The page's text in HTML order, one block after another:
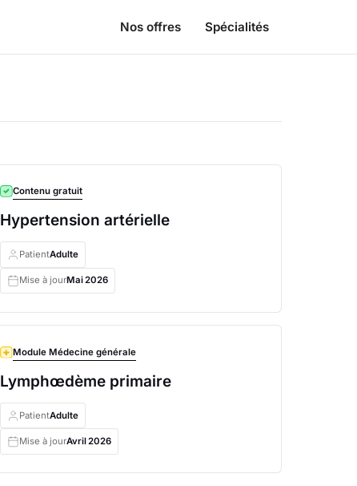
Nos offres Spécialités
Contenu gratuit
Hypertension artérielle
PatientAdulte
Mise à jourMai2026
Module Médecine générale
Lymphœdème primaire
PatientAdulte
Mise à jourAvril2026